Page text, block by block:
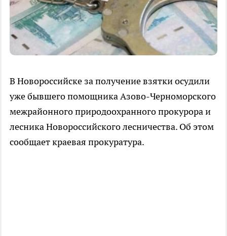
В Новороссийске за получение взятки осудили
уже бывшего помощника Азово-Черноморского
межрайонного природоохранного прокурора и
лесника Новороссийского лесничества. Об этом
сообщает краевая прокуратура.